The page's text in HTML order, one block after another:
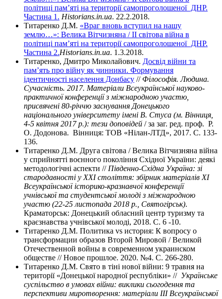
політиці пам’яті на території самопроголошеної ДНР.
Частина 1. Historians.in.ua. 22.2.2018.
Титаренко Д.М. «Враг вновь вступил на нашу
землю…»: Велика Вітчизняна / ІІ світова війна в
політиці пам’яті на території самопроголошеної ДНР.
Частина 2.Historians.in.ua. 1.3.2018.
Титаренко, Дмитро Миколайович. Досвід війни та
пам’ять про війну як чинники. Формування
ідентичності населення Донбасу // Філософія. Людина.
Сучасність. 2017. Матеріали Всеукраїнської науково-
практичної конференції з міжнародною участю,
присвячені 80-річчю заснування Донецького
національного університету імені В. Стуса (м. Вінниця,
4-5 квітня 2017 р.): тези доповідей / за заг. ред. проф. Р.
О. Додонова. Вінниця: ТОВ «Нілан-ЛТД», 2017. С. 133-
136.
Титаренко Д.М. Друга світова / Велика Вітчизняна війна
у сприйнятті воєнного покоління Східної України: деякі
методологічні аспекти //Південно-Східна Україна: зі
стародавності у ХХІ століття: збірник матеріалів ХІ
Всеукраїнської історико-кразнавчої конференції
учнівської та студентської молоді з міжнародною
участю (22-25 листопада 2018 р., Святогірськ).
Краматорськ: Донецький обласний центр туризму та
краєзнавства учнівської молоді, 2018. С. 6 -10.
Титаренко Д.М. Политика vs история: К вопросу о
трансформации образов Второй Мировой / Великой
Отечественной войны в современном украинском
обществе // Новое прошлое. 2020. №4. С. 266-280.
Титаренко Д.М. Свято в тіні нової війни: 9 травня на
території «Донецької народної республіки» // Українське
суспільство в умовах війни: виклики сьогодення та
перспективи миротворення: матеріали ІІІ Всеукраїнської